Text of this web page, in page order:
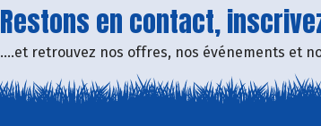
Restons en contact,
....et retrouvez nos offres, nos événements et